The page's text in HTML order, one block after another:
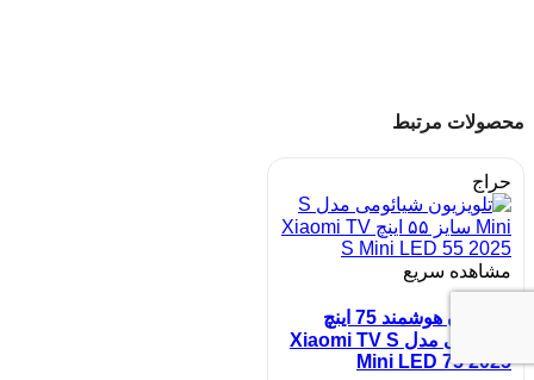
محصولات مرتبط
حراج
مشاهده سریع
تلویزیون هوشمند 75 اینچ
شیائومی مدل Xiaomi TV S
Mini LED 75 2025